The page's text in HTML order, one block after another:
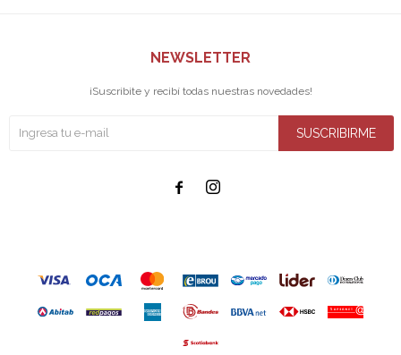
NEWSLETTER
¡Suscribite y recibí todas nuestras novedades!
SUSCRIBIRME
 